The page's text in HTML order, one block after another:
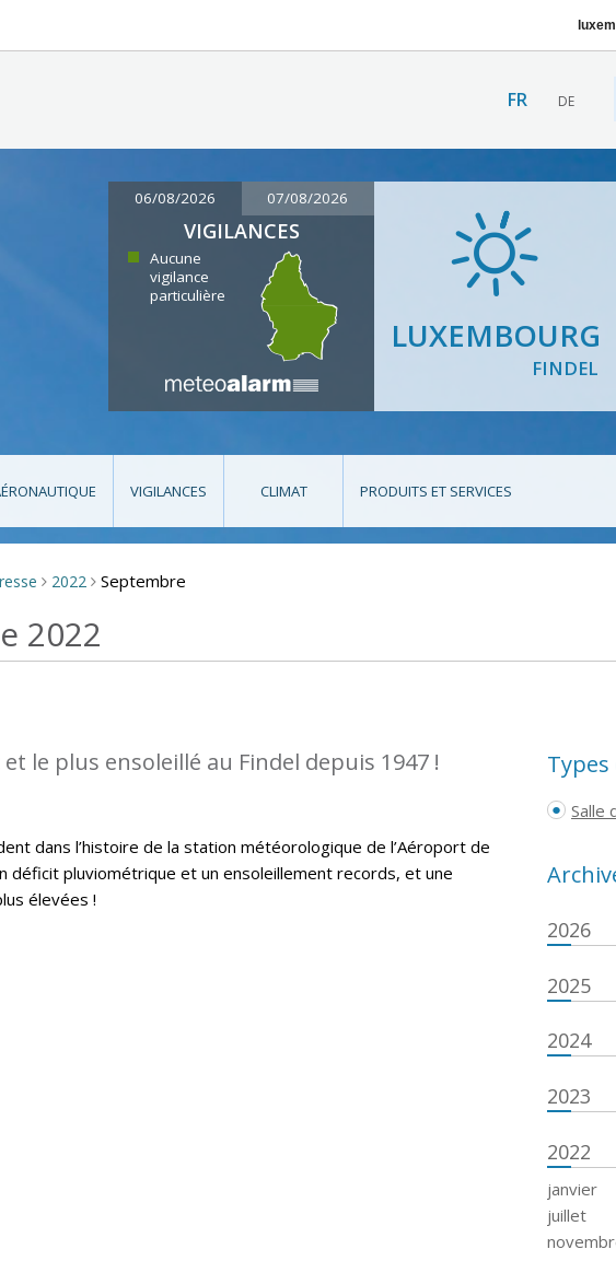
FR DE
06/08/2026 07/08/2026
VIGILANCES
Aucune
vigilance
particulière
LUXEMBOURG
FINDEL
VIGILANCES CLIMAT PRODUITS ET SERVICES
> 2022 > Septembre
2022
et le plus ensoleillé au Findel depuis 1947 !
dans l’histoire de la station météorologique de l’Aéroport de
déficit pluviométrique et un ensoleillement records, et une
élevées !
Salle
2026
2025
2024
2023
2022
janvier
juillet